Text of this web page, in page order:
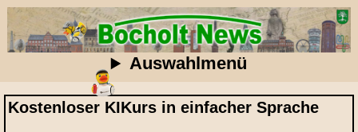
Auswahlmenü
Kostenloser KIKurs in einfacher Sprache